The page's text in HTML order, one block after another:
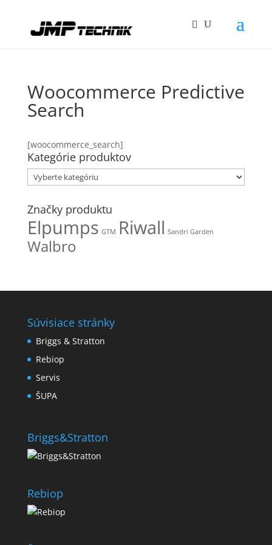
Woocommerce Predictive
Search
[woocommerce_search]
Kategórie produktov
Značky produktu
Elpumps GTM Riwall Sandri Garden
Walbro
Súvisiace stránky
Briggs & Stratton
Rebiop
Servis
ŠUPA
Briggs&Stratton
Rebiop